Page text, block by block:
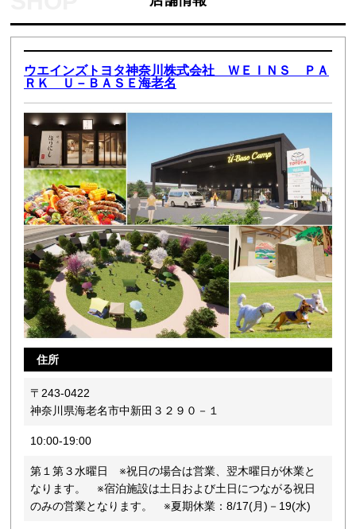
ウエインズトヨタ神奈川株式会社 ＷＥＩＮＳ ＰＡ
ＲＫ Ｕ－ＢＡＳＥ海老名
住所
〒243-0422
神奈川県海老名市中新田３２９０－１
10:00-19:00
第１第３水曜日 ※祝日の場合は営業、翌木曜日が休業と
なります。 ※宿泊施設は土日および土日につながる祝日
のみの営業となります。 ※夏期休業：8/17(月)－19(水)